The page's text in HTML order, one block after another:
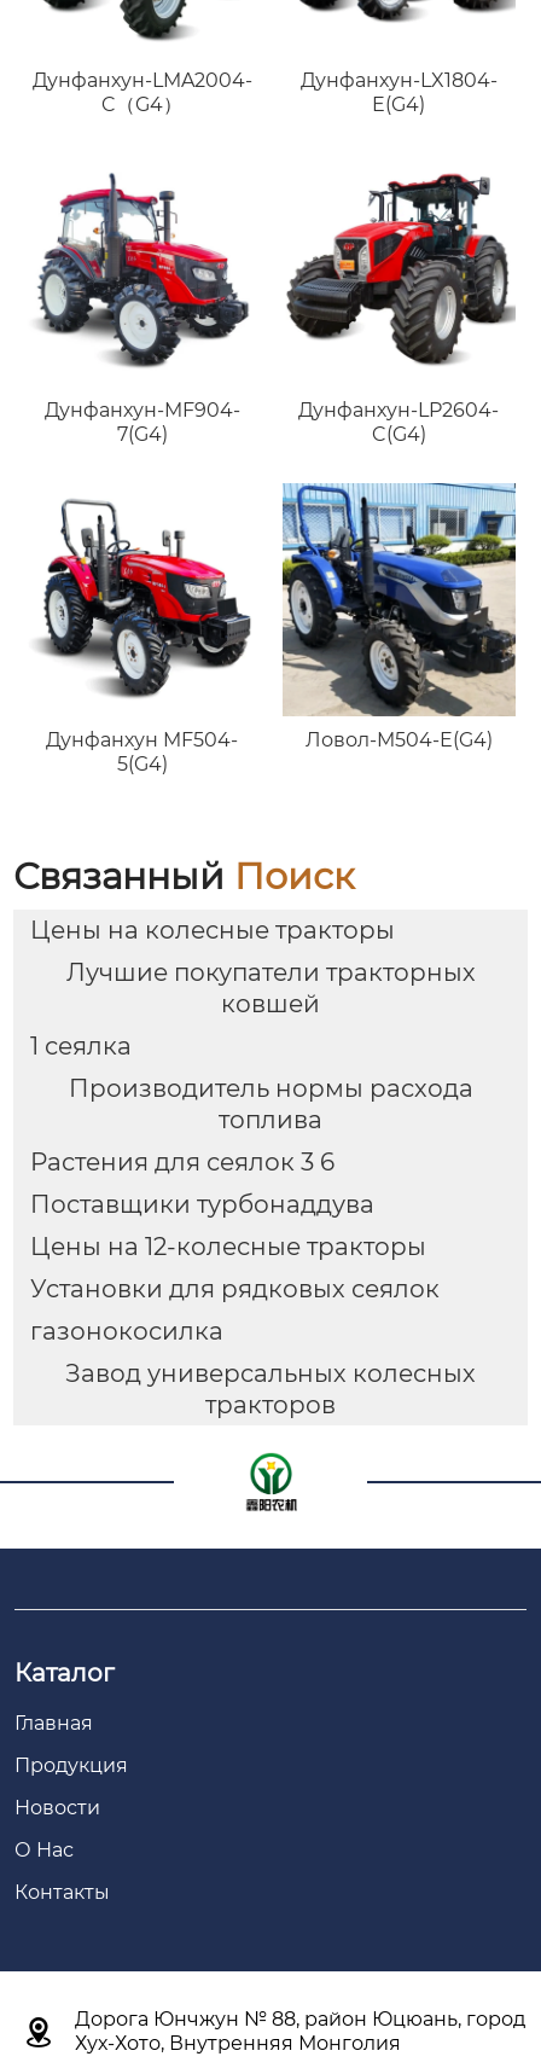
Дунфанхун-LMA2004-
C（G4）
Дунфанхун-LX1804-
E(G4)
Дунфанхун-MF904-
7(G4)
Дунфанхун-LP2604-
C(G4)
Дунфанхун MF504-
5(G4)
Ловол-M504-E(G4)
Связанный Поиск
Цены на колесные тракторы
Лучшие покупатели тракторных
ковшей
1 сеялка
Производитель нормы расхода
топлива
Растения для сеялок 3 6
Поставщики турбонаддува
Цены на 12-колесные тракторы
Установки для рядковых сеялок
газонокосилка
Завод универсальных колесных
тракторов
Каталог
Главная
Продукция
Новости
О Нас
Контакты

Дорога Юнчжун № 88, район Юцюань, город
Хух-Хото, Внутренняя Монголия